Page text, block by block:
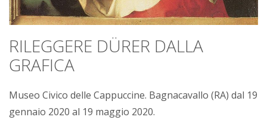
RILEGGERE DÜRER DALLA
GRAFICA
Museo Civico delle Cappuccine. Bagnacavallo (RA) dal 19
gennaio 2020 al 19 maggio 2020.